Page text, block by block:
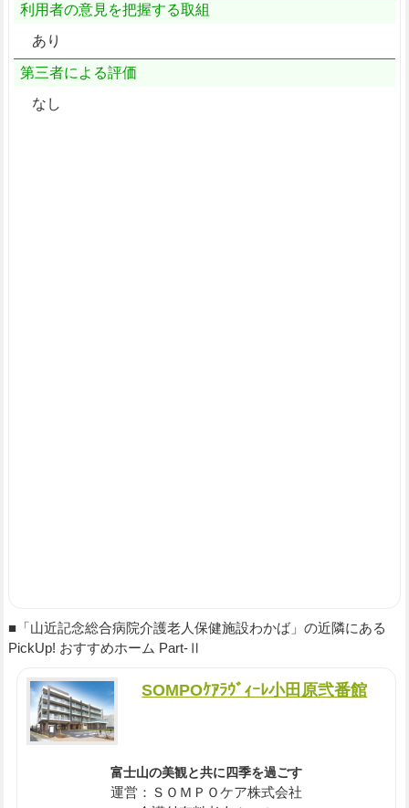
利用者の意見を把握する取組
あり
第三者による評価
なし
■「山近記念総合病院介護老人保健施設わかば」の近隣にある
PickUp! おすすめホーム Part-Ⅱ
SOMPOｹｱﾗｳﾞｨｰﾚ小田原弐番館
富士山の美観と共に四季を過ごす
運営：ＳＯＭＰＯケア株式会社